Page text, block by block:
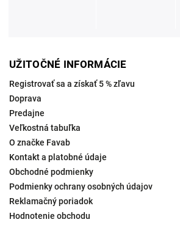
UŽITOČNÉ INFORMÁCIE
Registrovať sa a získať 5 % zľavu
Doprava
Predajne
Veľkostná tabuľka
O značke Favab
Kontakt a platobné údaje
Obchodné podmienky
Podmienky ochrany osobných údajov
Reklamačný poriadok
Hodnotenie obchodu